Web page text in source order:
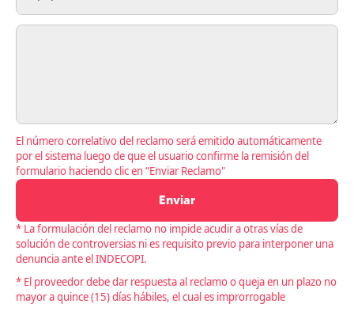
El número correlativo del reclamo será emitido automáticamente
por el sistema luego de que el usuario confirme la remisión del
formulario haciendo clic en “Enviar Reclamo"
Enviar
* La formulación del reclamo no impide acudir a otras vías de
solución de controversias ni es requisito previo para interponer una
denuncia ante el INDECOPI.
* El proveedor debe dar respuesta al reclamo o queja en un plazo no
mayor a quince (15) días hábiles, el cual es improrrogable